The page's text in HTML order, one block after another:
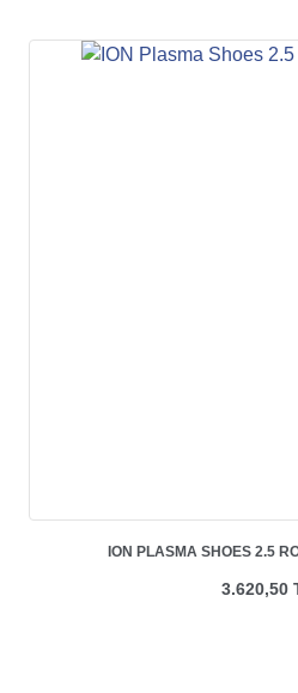
ION PLASMA SHOES 2.5
3.620,50